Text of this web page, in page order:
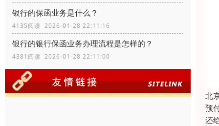
银行的保函业务是什么？
4135阅读 2026-01-28 22:11:16
银行的银行保函业务办理流程是怎样的？
4381阅读 2026-01-28 22:11:00
北
预
还